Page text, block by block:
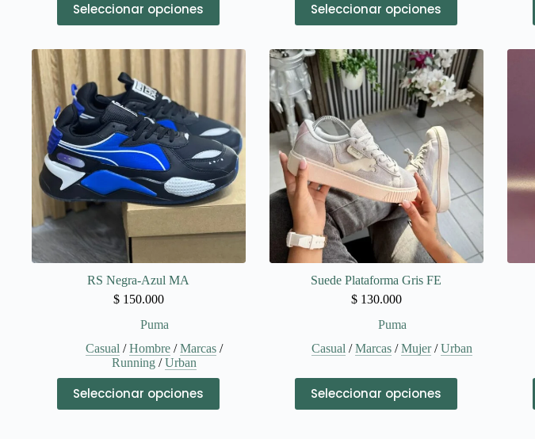
Seleccionar opciones
producto
tiene
opciones
se
pueden
elegir
en
la
página
de
producto
Seleccionar opciones
producto
tiene
variantes.
Las
opciones
se
pueden
elegir
en
la
página
de
producto
RS Negra-Azul MA
$150.000
Puma
Casual /Hombre /Marcas /
Running /Urban
Seleccionar opciones
producto
tiene
Suede Plataforma Gris FE
$130.000
Puma
Casual /Marcas /Mujer/Urban
Seleccionar opciones
producto
tiene